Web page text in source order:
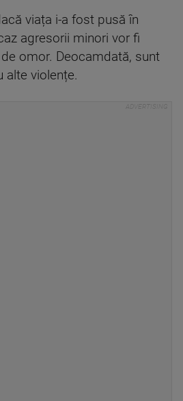
viața i-a fost pusă în
agresorii minori vor fi
omor. Deocamdată, sunt
alte violențe.